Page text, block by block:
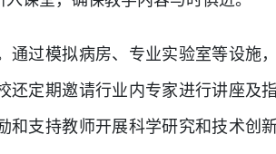
通过模拟病房、专业实验室等设施
还定期邀请行业内专家进行讲座及
和支持教师开展科学研究和技术创